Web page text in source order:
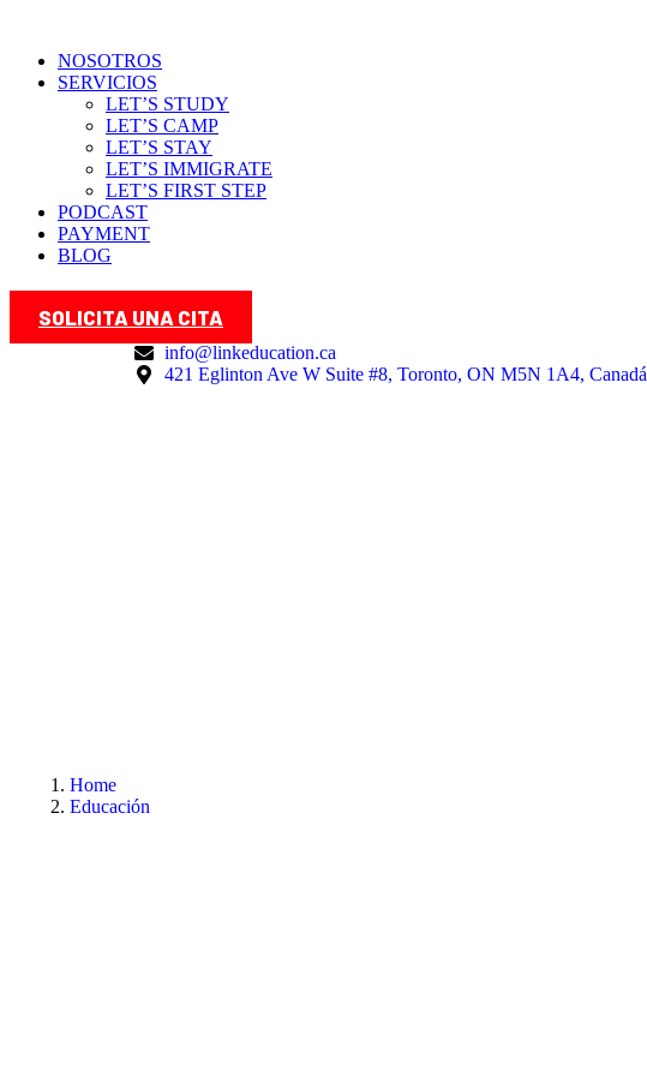
NOSOTROS
SERVICIOS
LET’S STUDY
LET’S CAMP
LET’S STAY
LET’S IMMIGRATE
LET’S FIRST STEP
PODCAST
PAYMENT
BLOG
SOLICITA UNA CITA
info@linkeducation.ca
421 Eglinton Ave W Suite #8, Toronto, ON M5N 1A4, Canadá
Home
Educación